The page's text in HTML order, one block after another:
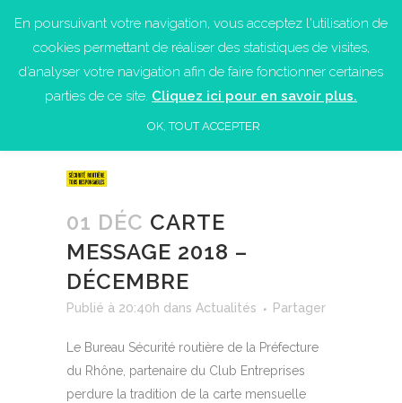
01 DÉC CARTE
MESSAGE 2018 –
DÉCEMBRE
Publié à 20:40h dans Actualités Partager
Le Bureau Sécurité routière de la Préfecture
du Rhône, partenaire du Club Entreprises
perdure la tradition de la carte mensuelle
En poursuivant votre navigation, vous acceptez l'utilisation de
cookies permettant de réaliser des statistiques de visites,
d’analyser votre navigation afin de faire fonctionner certaines
parties de ce site. Cliquez ici pour en savoir plus.
OK, TOUT ACCEPTER